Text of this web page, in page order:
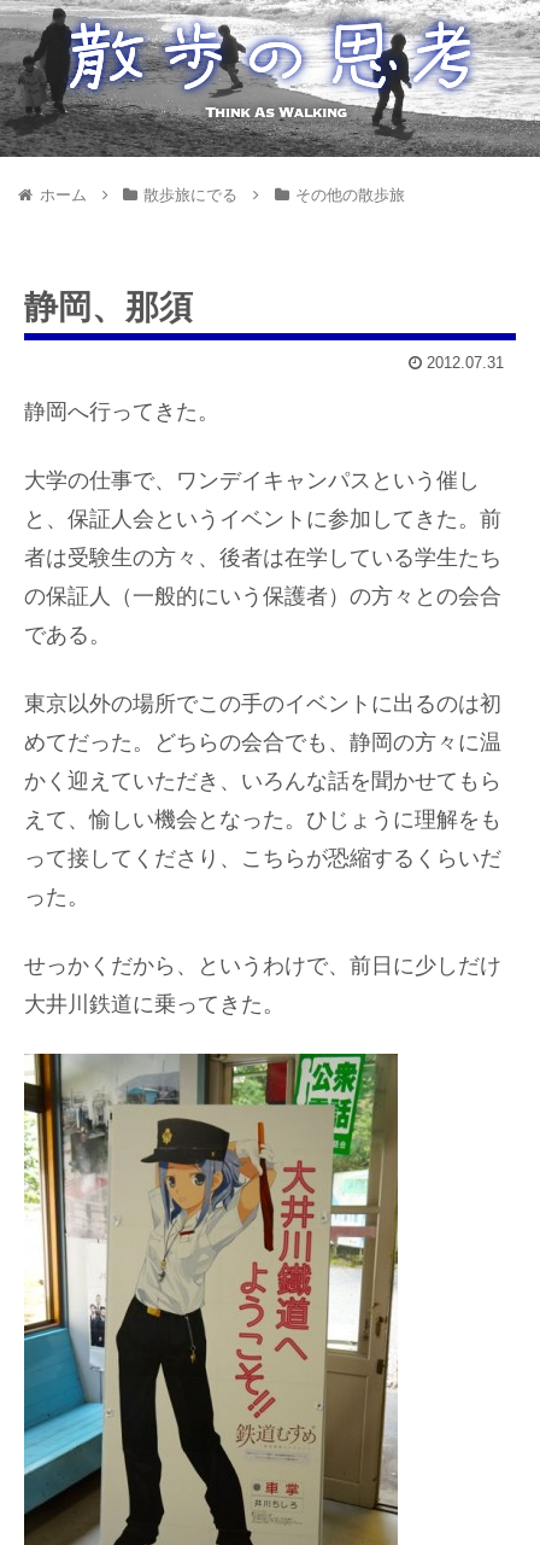
ホーム 散歩旅にでる その他の散歩旅
静岡、那須
2012.07.31
静岡へ行ってきた。
大学の仕事で、ワンデイキャンパスという催し
と、保証人会というイベントに参加してきた。前
者は受験生の方々、後者は在学している学生たち
の保証人（一般的にいう保護者）の方々との会合
である。
東京以外の場所でこの手のイベントに出るのは初
めてだった。どちらの会合でも、静岡の方々に温
かく迎えていただき、いろんな話を聞かせてもら
えて、愉しい機会となった。ひじょうに理解をも
って接してくださり、こちらが恐縮するくらいだ
った。
せっかくだから、というわけで、前日に少しだけ
大井川鉄道に乗ってきた。